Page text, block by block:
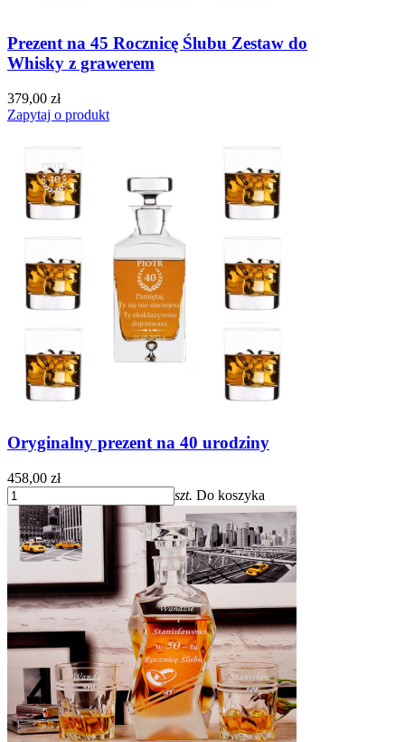
Prezent na 45 Rocznicę Ślubu Zestaw do
Whisky z grawerem
379,00 zł
Zapytaj o produkt
Oryginalny prezent na 40 urodziny
458,00 zł
szt. Do koszyka